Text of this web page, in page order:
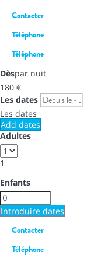
Contacter
Téléphone
Téléphone
Dèspar nuit
180 €
Les dates
Les dates
Add dates
Adultes
1
Enfants
Introduire dates
Contacter
Téléphone